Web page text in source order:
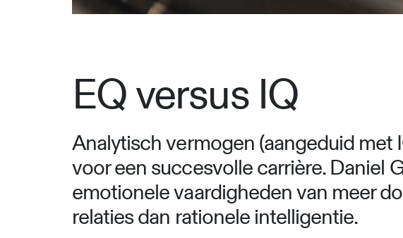
EQ versus IQ
Analytisch vermogen (aangeduid met
voor een succesvolle carrière. Daniel
emotionele vaardigheden van meer
relaties dan rationele intelligentie.